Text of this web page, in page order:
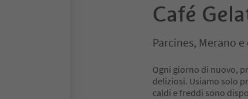
Café
Parcines, Merano
Ogni giorno di nuovo,
deliziosi. Usiamo solo
caldi e freddi sono